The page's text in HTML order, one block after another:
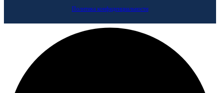
Политика конфиденциальности